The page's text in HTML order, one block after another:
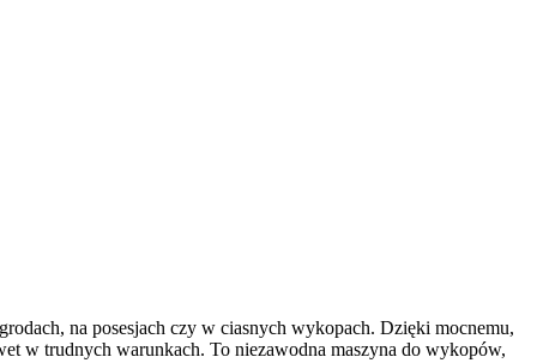
na posesjach czy w ciasnych wykopach. Dzięki mocnemu,
w trudnych warunkach. To niezawodna maszyna do wykopów,